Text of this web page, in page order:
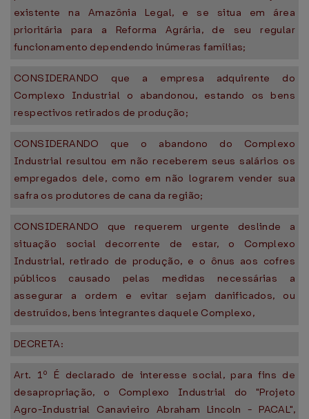
existente na Amazônia Legal, e se situa em área
prioritária para a Reforma Agrária, de seu regular
funcionamento dependendo inúmeras famílias;
CONSIDERANDO que a empresa adquirente do
Complexo Industrial o abandonou, estando os bens
respectivos retirados de produção;
CONSIDERANDO que o abandono do Complexo
Industrial resultou em não receberem seus salários os
empregados dele, como em não lograrem vender sua
safra os produtores de cana da região;
CONSIDERANDO que requerem urgente deslinde a
situação social decorrente de estar, o Complexo
Industrial, retirado de produção, e o ônus aos cofres
públicos causado pelas medidas necessárias a
assegurar a ordem e evitar sejam danificados, ou
destruídos, bens integrantes daquele Complexo,
DECRETA:
Art. 1º É declarado de interesse social, para fins de
desapropriação, o Complexo Industrial do "Projeto
Agro-Industrial Canavieiro Abraham Lincoln - PACAL",